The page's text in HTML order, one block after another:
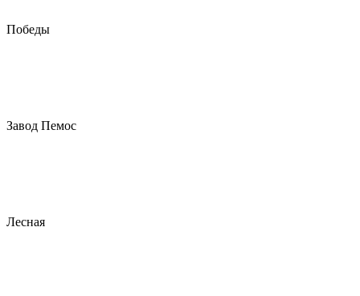
Победы
Завод Пемос
Лесная